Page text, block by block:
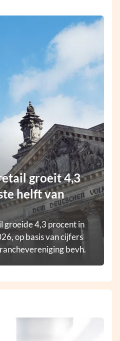
groeit 4,3
helft van
groeide 4,3 procent in
op basis van cijfers
bevh.